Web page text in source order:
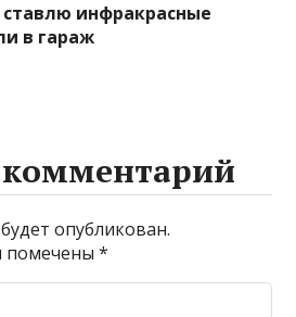
инфракрасные
в гараж
опубликован.
помечены*